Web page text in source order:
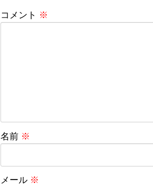
コメント ※
名前 ※
メール ※